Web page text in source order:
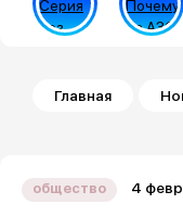
Строка
Главная
общество 4